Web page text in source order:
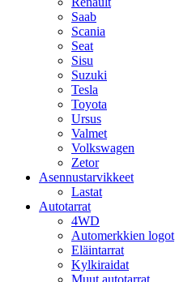
Saab
Scania
Seat
Sisu
Suzuki
Tesla
Toyota
Ursus
Valmet
Volkswagen
Zetor
Asennustarvikkeet
Lastat
Autotarrat
4WD
Automerkkien logot
Eläintarrat
Kylkiraidat